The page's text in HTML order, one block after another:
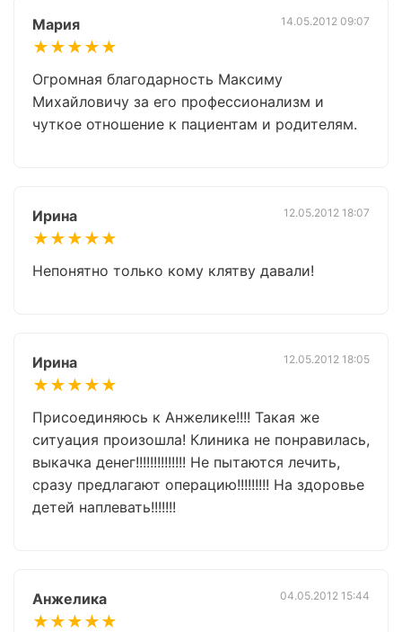
Мария
★★★★★
14.05.2012 09:07
Огромная благодарность Максиму
Михайловичу за его профессионализм и
чуткое отношение к пациентам и родителям.
Ирина
★★★★★
12.05.2012 18:07
Непонятно только кому клятву давали!
Ирина
★★★★★
12.05.2012 18:05
Присоединяюсь к Анжелике!!!! Такая же
ситуация произошла! Клиника не понравилась,
выкачка денег!!!!!!!!!!!!!! Не пытаются лечить,
сразу предлагают операцию!!!!!!!!! На здоровье
детей наплевать!!!!!!!
Анжелика
★★★★★
04.05.2012 15:44